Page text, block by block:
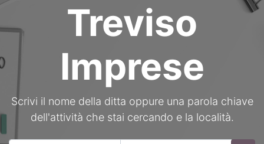
Treviso
Imprese
Scrivi il nome della ditta oppure una parola chiave
dell'attività che stai cercando e la località.